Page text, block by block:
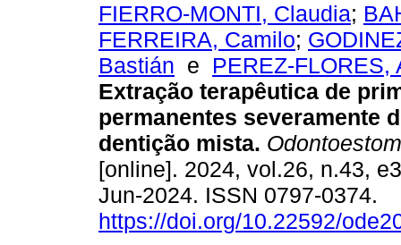
FIERRO-MONTI, Claudia;
FERREIRA, Camilo;
Bastián e PEREZ-FLORES,
Extração terapêutica de
permanentes severamente
dentição mista.
[online]. 2024, vol.26, n.43,
Jun-2024. ISSN 0797-0374.
https://doi.org/10.22592/